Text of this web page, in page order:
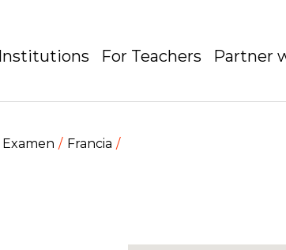
For Teachers Partner
Francia